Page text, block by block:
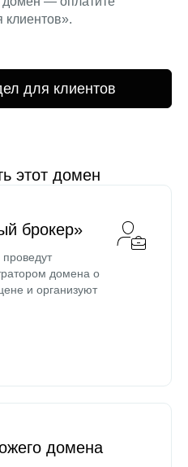
клиентов».
для клиентов
этот домен
брокер»
домена о
и организуют
домена